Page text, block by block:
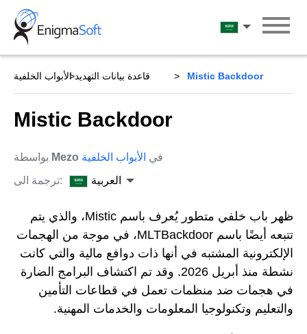
Skip
content
العربية
قاعدة بيانات التهديد الأبواب الخلفية Mistic Backdoor
Mistic Backdoor
Mezo في الأبواب الخلفية
ترجمة الى:
العربية
ظهر باب خلفي متطور يُعرف باسم Mistic، والذي يتم
تتبعه أيضًا باسم MLTBackdoor، في موجة من الهجمات
الإلكترونية المشتبه في أنها ذات دوافع مالية والتي كانت
نشطة منذ أبريل 2026. وقد تم اكتشاف البرامج الضارة
في هجمات ضد منظمات تعمل في قطاعات التأمين
والتعليم وتكنولوجيا المعلومات والخدمات المهنية.